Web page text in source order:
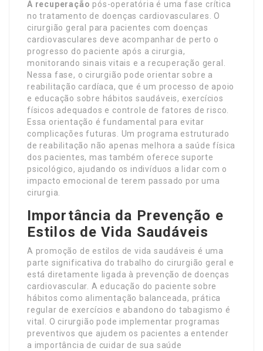
A recuperação pós-operatória é uma fase crítica
no tratamento de doenças cardiovasculares. O
cirurgião geral para pacientes com doenças
cardiovasculares deve acompanhar de perto o
progresso do paciente após a cirurgia,
monitorando sinais vitais e a recuperação geral.
Nessa fase, o cirurgião pode orientar sobre a
reabilitação cardíaca, que é um processo de apoio
e educação sobre hábitos saudáveis, exercícios
físicos adequados e controle de fatores de risco.
Essa orientação é fundamental para evitar
complicações futuras. Um programa estruturado
de reabilitação não apenas melhora a saúde física
dos pacientes, mas também oferece suporte
psicológico, ajudando os indivíduos a lidar com o
impacto emocional de terem passado por uma
cirurgia.
Importância da Prevenção e
Estilos de Vida Saudáveis
A promoção de estilos de vida saudáveis é uma
parte significativa do trabalho do cirurgião geral e
está diretamente ligada à prevenção de doenças
cardiovascular. A educação do paciente sobre
hábitos como alimentação balanceada, prática
regular de exercícios e abandono do tabagismo é
vital. O cirurgião pode implementar programas
preventivos que ajudem os pacientes a entender
a importância de cuidar de sua saúde